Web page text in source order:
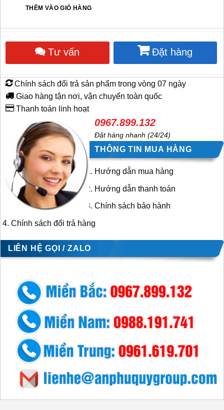
gián
lượng
THÊM VÀO GIỎ HÀNG
Tư vấn Đặt hàng
Chính sách đổi trả sản phẩm trong vòng 07 ngày
Giao hàng tận nơi, vận chuyển toàn quốc
Thanh toán linh hoạt
0967.899.132
Đặt hàng nhanh (24/24)
THÔNG TIN MUA HÀNG
Hướng dẫn mua hàng
Hướng dẫn thanh toán
Chính sách bảo hành
Chính sách đổi trả hàng
LIÊN HỆ GỌI / ZALO